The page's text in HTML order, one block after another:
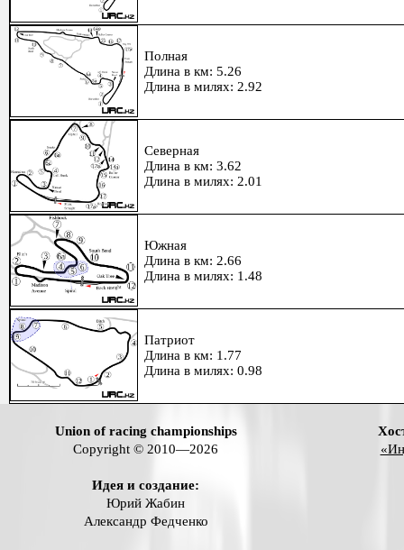
Полная
Длина в км: 5.26
Длина в милях: 2.92
Северная
Длина в км: 3.62
Длина в милях: 2.01
Южная
Длина в км: 2.66
Длина в милях: 1.48
Патриот
Длина в км: 1.77
Длина в милях: 0.98
Union of racing championships
Copyright © 2010—2026
Идея и создание:
Юрий Жабин
Александр Федченко